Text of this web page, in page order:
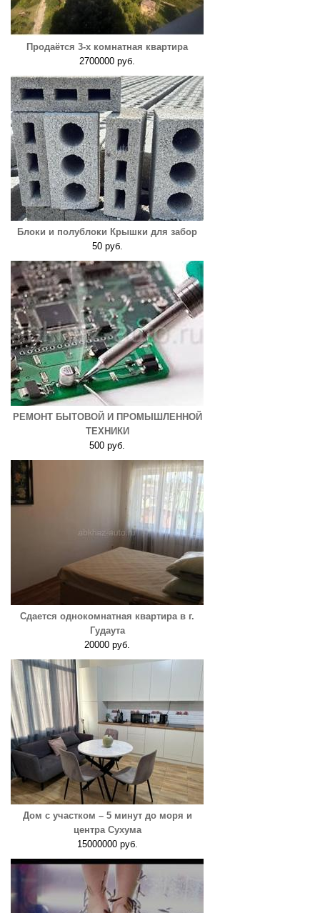
Продаётся 3-х комнатная квартира
2700000 руб.
Блоки и полублоки Крышки для забор
50 руб.
РЕМОНТ БЫТОВОЙ И ПРОМЫШЛЕННОЙ
ТЕХНИКИ
500 руб.
Сдается однокомнатная квартира в г.
Гудаута
20000 руб.
Дом с участком – 5 минут до моря и
центра Сухума
15000000 руб.